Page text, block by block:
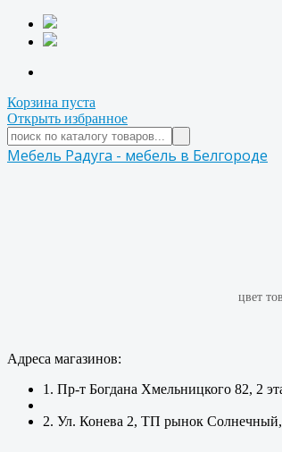
Корзина пуста
Открыть избранное
Мебель Радуга - мебель в Белгороде
цвет
Адреса магазинов:
1. Пр-т Богдана Хмельницкого 82, 2
2. Ул. Конева 2, ТП рынок Солнечный,